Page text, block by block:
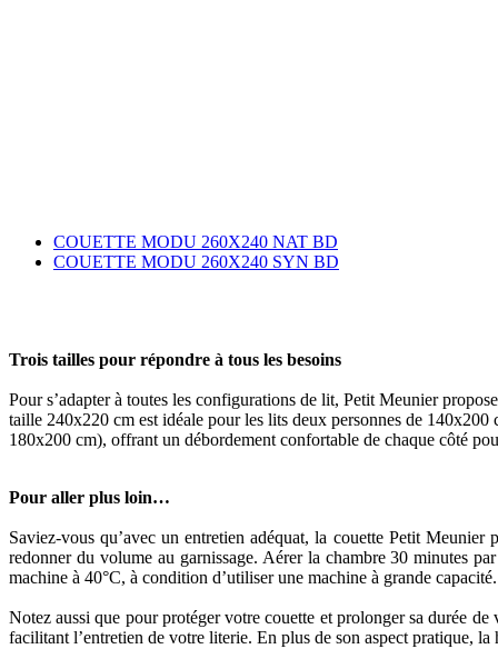
COUETTE MODU 260X240 NAT BD
COUETTE MODU 260X240 SYN BD
Trois tailles pour répondre à tous les besoins
Pour s’adapter à toutes les configurations de lit, Petit Meunier
taille 240x220 cm est idéale pour les lits deux personnes de
180x200 cm), offrant un débordement confortable de chaque côté
Pour aller plus loin…
Saviez-vous qu’avec un entretien adéquat, la couette Petit
redonner du volume au garnissage. Aérer la chambre 30 minutes
machine à 40°C, à condition d’utiliser une machine à grande
Notez aussi que pour protéger votre couette et prolonger sa durée
facilitant l’entretien de votre literie. En plus de son aspect pratique,